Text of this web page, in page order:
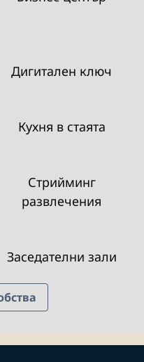
Дигитален ключ
Кухня в стаята
Стрийминг
развлечения
Заседателни зали